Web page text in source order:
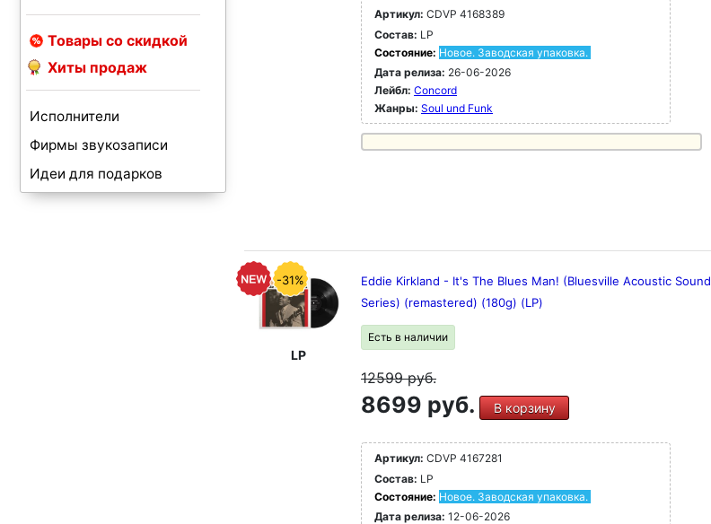
Товары со скидкой
Хиты продаж
Исполнители
Фирмы звукозаписи
Идеи для подарков
Артикул: CDVP 4168389
Состав: LP
Состояние: Новое. Заводская упаковка.
Дата релиза: 26-06-2026
Лейбл: Concord
Жанры: Soul und Funk
-31%
LP
Eddie Kirkland - It's The Blues Man! (Bluesville Acoustic Sound
Series) (remastered) (180g) (LP)
Есть в наличии
12599руб.
8699 руб. В корзину
Артикул: CDVP 4167281
Состав: LP
Состояние: Новое. Заводская упаковка.
Дата релиза: 12-06-2026